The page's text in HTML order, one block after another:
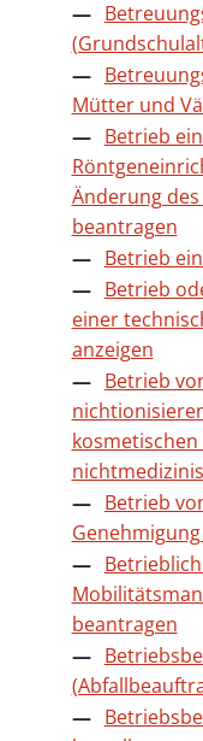
Mütter und
Betrieb
Änderung
beantragen
Betrieb
Betrieb
einer
anzeigen
Betrieb
Betrieb
beantragen